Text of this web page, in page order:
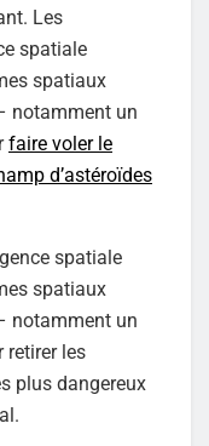
Les
spatiale
spatiaux
notamment un
faire voler le
d’astéroïdes
spatiale
spatiaux
notamment un
retirer les
plus dangereux